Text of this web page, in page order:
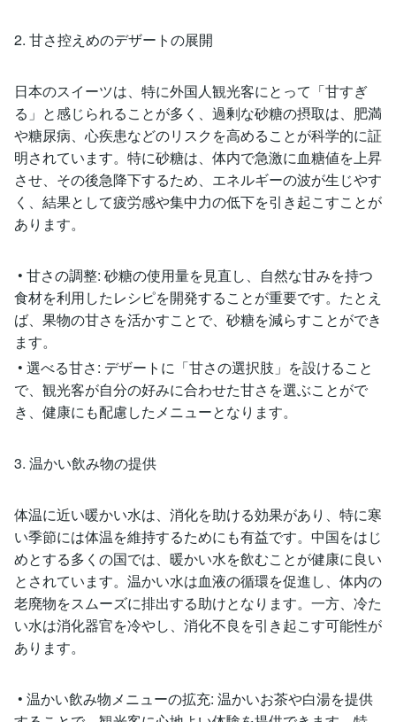
2. 甘さ控えめのデザートの展開
日本のスイーツは、特に外国人観光客にとって「甘すぎ
る」と感じられることが多く、過剰な砂糖の摂取は、肥満
や糖尿病、心疾患などのリスクを高めることが科学的に証
明されています。特に砂糖は、体内で急激に血糖値を上昇
させ、その後急降下するため、エネルギーの波が生じやす
く、結果として疲労感や集中力の低下を引き起こすことが
あります。
• 甘さの調整: 砂糖の使用量を見直し、自然な甘みを持つ
食材を利用したレシピを開発することが重要です。たとえ
ば、果物の甘さを活かすことで、砂糖を減らすことができ
ます。
• 選べる甘さ: デザートに「甘さの選択肢」を設けること
で、観光客が自分の好みに合わせた甘さを選ぶことがで
き、健康にも配慮したメニューとなります。
3. 温かい飲み物の提供
体温に近い暖かい水は、消化を助ける効果があり、特に寒
い季節には体温を維持するためにも有益です。中国をはじ
めとする多くの国では、暖かい水を飲むことが健康に良い
とされています。温かい水は血液の循環を促進し、体内の
老廃物をスムーズに排出する助けとなります。一方、冷た
い水は消化器官を冷やし、消化不良を引き起こす可能性が
あります。
• 温かい飲み物メニューの拡充: 温かいお茶や白湯を提供